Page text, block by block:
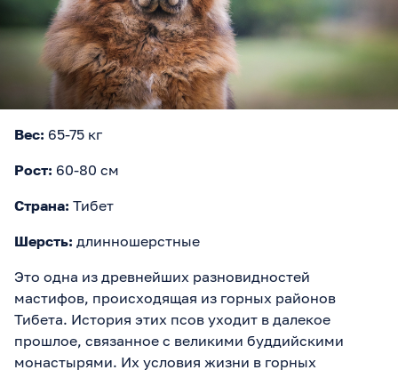
Вес: 65-75 кг
Рост: 60-80 см
Страна: Тибет
Шерсть: длинношерстные
Это одна из древнейших разновидностей
мастифов, происходящая из горных районов
Тибета. История этих псов уходит в далекое
прошлое, связанное с великими буддийскими
монастырями. Их условия жизни в горных